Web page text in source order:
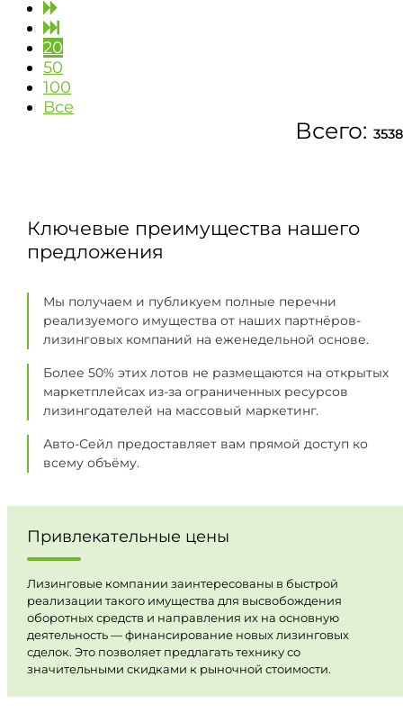
20
50
100
Все
Всего:
Ключевые преимущества нашего
предложения
Мы получаем и публикуем полные перечни
реализуемого имущества от наших партнёров-
лизинговых компаний на еженедельной основе.
Более 50% этих лотов не размещаются на открытых
маркетплейсах из-за ограниченных ресурсов
лизингодателей на массовый маркетинг.
Авто-Сейл предоставляет вам прямой доступ ко
всему объёму.
Привлекательные цены
Лизинговые компании заинтересованы в быстрой
реализации такого имущества для высвобождения
оборотных средств и направления их на основную
деятельность — финансирование новых лизинговых
сделок. Это позволяет предлагать технику со
значительными скидками к рыночной стоимости.